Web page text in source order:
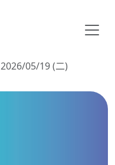
2026/05/19 (二)